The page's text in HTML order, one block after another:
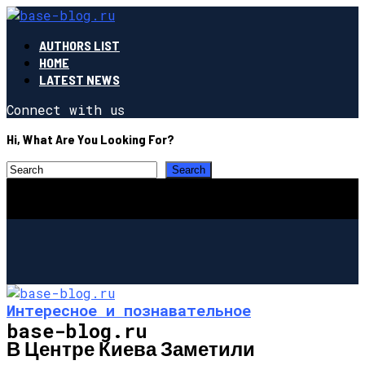
AUTHORS LIST
HOME
LATEST NEWS
Connect with us
Hi, What Are You Looking For?
base-blog.ru
Интересное и познавательное
В Центре Киева Заметили